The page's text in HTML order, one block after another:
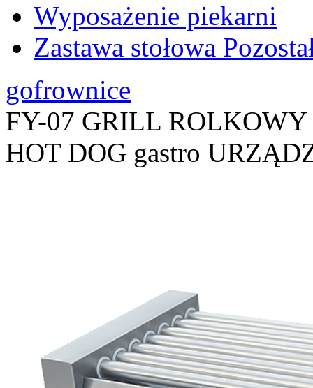
Wyposażenie piekarni
Zastawa stołowa
gofrownice
FY-07 GRILL
HOT DOG gastro